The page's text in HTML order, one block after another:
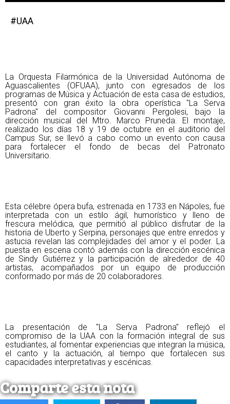
#UAA
La Orquesta Filarmónica de la Universidad Autónoma de
Aguascalientes (OFUAA), junto con egresados de los
programas de Música y Actuación de esta casa de estudios,
presentó con gran éxito la obra operística "La Serva
Padrona" del compositor Giovanni Pergolesi, bajo la
dirección musical del Mtro. Marco Pruneda. El montaje,
realizado los días 18 y 19 de octubre en el auditorio del
Campus Sur, se llevó a cabo como un evento con causa
para fortalecer el fondo de becas del Patronato
Universitario.
Esta célebre ópera bufa, estrenada en 1733 en Nápoles, fue
interpretada con un estilo ágil, humorístico y lleno de
frescura melódica, que permitió al público disfrutar de la
historia de Uberto y Serpina, personajes que entre enredos y
astucia revelan las complejidades del amor y el poder. La
puesta en escena contó además con la dirección escénica
de Sindy Gutiérrez y la participación de alrededor de 40
artistas, acompañados por un equipo de producción
conformado por más de 20 colaboradores.
La presentación de "La Serva Padrona" reflejó el
compromiso de la UAA con la formación integral de sus
estudiantes, al fomentar experiencias que integran la música,
el canto y la actuación, al tiempo que fortalecen sus
capacidades interpretativas y escénicas.
Comparte esta nota